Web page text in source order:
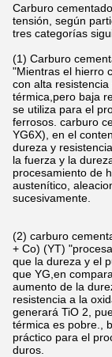
Carburo
tensión, según
tres categorías
(1) Carburo
"Mientras el hierro
con alta
térmica,pero baja
se utiliza para el
ferrosos. carburo
YG6X), en el
dureza y
la fuerza y la
procesamiento de
austenítico,
sucesivamente.
(2) carburo
+ Co) (YT)
que la dureza y el
que YG,en
aumento de la
resistencia a la
generará TiO 2,
térmica es pobre.,
práctico para el
duros.